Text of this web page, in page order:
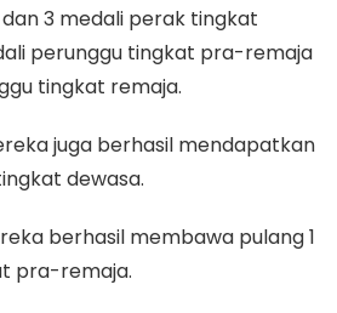
3 medali perak tingkat
perunggu tingkat pra-remaja
tingkat remaja.
juga berhasil mendapatkan
dewasa.
berhasil membawa pulang 1
pra-remaja.